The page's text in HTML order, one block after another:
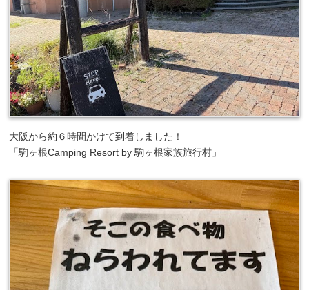
大阪から約６時間かけて到着しました！
「駒ヶ根Camping Resort by 駒ヶ根家族旅行村」